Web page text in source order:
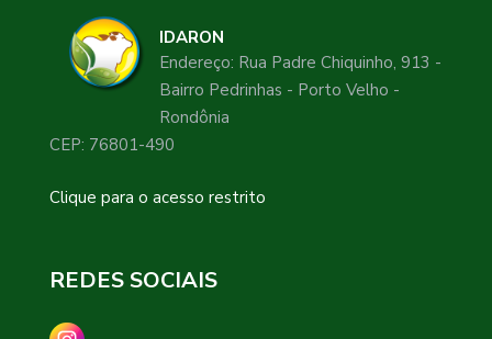
IDARON
Endereço: Rua Padre Chiquinho, 913 -
Bairro Pedrinhas - Porto Velho -
Rondônia
CEP: 76801-490
Clique para o acesso restrito
REDES SOCIAIS